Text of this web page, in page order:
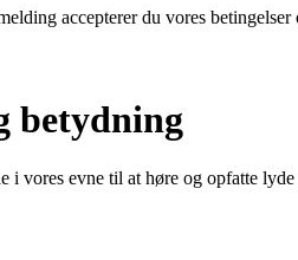
accepterer du vores
betydning
i vores evne til at høre og opfatte